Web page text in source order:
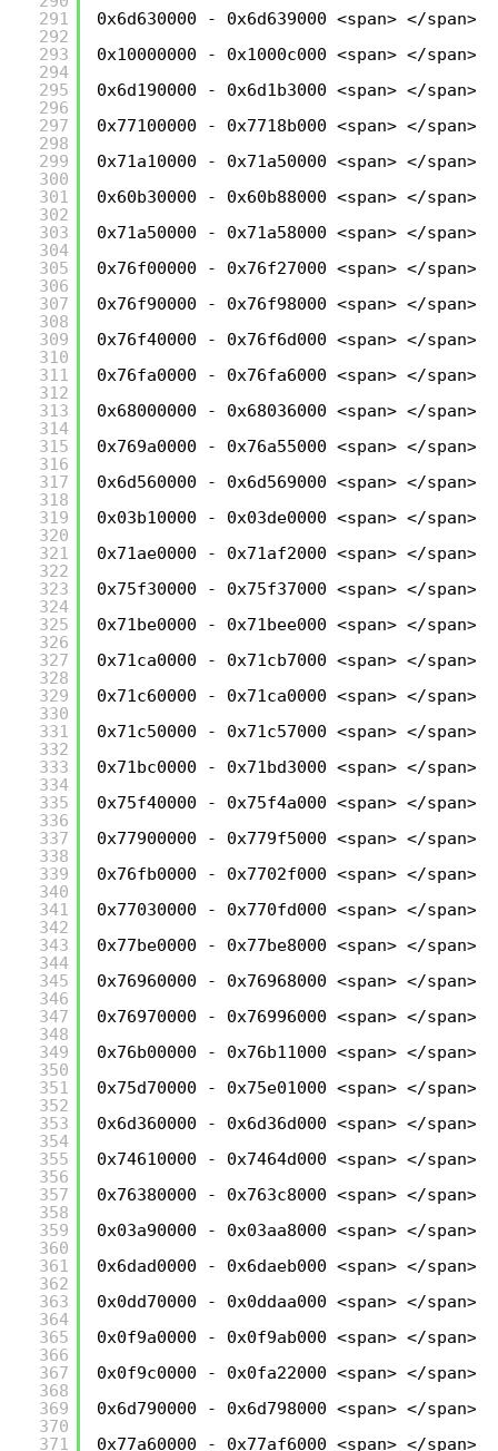
291
292
293
294
295
296
297
298
299
300
301
302
303
304
305
306
307
308
309
310
311
312
313
314
315
316
317
318
319
320
321
322
323
324
325
326
327
328
329
330
331
332
333
334
335
336
337
338
339
340
341
342
343
344
345
346
347
348
349
350
351
352
353
354
355
356
357
358
359
360
361
362
363
364
365
366
367
368
369
370
371
0x6d630000 - 0x6d639000 <span> </
0x10000000 - 0x1000c000 <span> </
0x6d190000 - 0x6d1b3000 <span> </
0x77100000 - 0x7718b000 <span> </
0x71a10000 - 0x71a50000 <span> </
0x60b30000 - 0x60b88000 <span> </
0x71a50000 - 0x71a58000 <span> </
0x76f00000 - 0x76f27000 <span> </
0x76f90000 - 0x76f98000 <span> </
0x76f40000 - 0x76f6d000 <span> </
0x76fa0000 - 0x76fa6000 <span> </
0x68000000 - 0x68036000 <span> </
0x769a0000 - 0x76a55000 <span> </
0x6d560000 - 0x6d569000 <span> </
0x03b10000 - 0x03de0000 <span> </
0x71ae0000 - 0x71af2000 <span> </
0x75f30000 - 0x75f37000 <span> </
0x71be0000 - 0x71bee000 <span> </
0x71ca0000 - 0x71cb7000 <span> </
0x71c60000 - 0x71ca0000 <span> </
0x71c50000 - 0x71c57000 <span> </
0x71bc0000 - 0x71bd3000 <span> </
0x75f40000 - 0x75f4a000 <span> </
0x77900000 - 0x779f5000 <span> </
0x76fb0000 - 0x7702f000 <span> </
0x77030000 - 0x770fd000 <span> </
0x77be0000 - 0x77be8000 <span> </
0x76960000 - 0x76968000 <span> </
0x76970000 - 0x76996000 <span> </
0x76b00000 - 0x76b11000 <span> </
0x75d70000 - 0x75e01000 <span> </
0x6d360000 - 0x6d36d000 <span> </
0x74610000 - 0x7464d000 <span> </
0x76380000 - 0x763c8000 <span> </
0x03a90000 - 0x03aa8000 <span> </
0x6dad0000 - 0x6daeb000 <span> </
0x0dd70000 - 0x0ddaa000 <span> </
0x0f9a0000 - 0x0f9ab000 <span> </
0x0f9c0000 - 0x0fa22000 <span> </
0x6d790000 - 0x6d798000 <span> </
0x77a60000 - 0x77af6000 <span> </